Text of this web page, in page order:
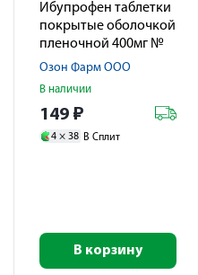
Ибупрофен таблетки
покрытые оболочкой
пленочной 400мг №
20
Озон Фарм ООО
В наличии
149 ₽
4 × 38 В Сплит
В корзину